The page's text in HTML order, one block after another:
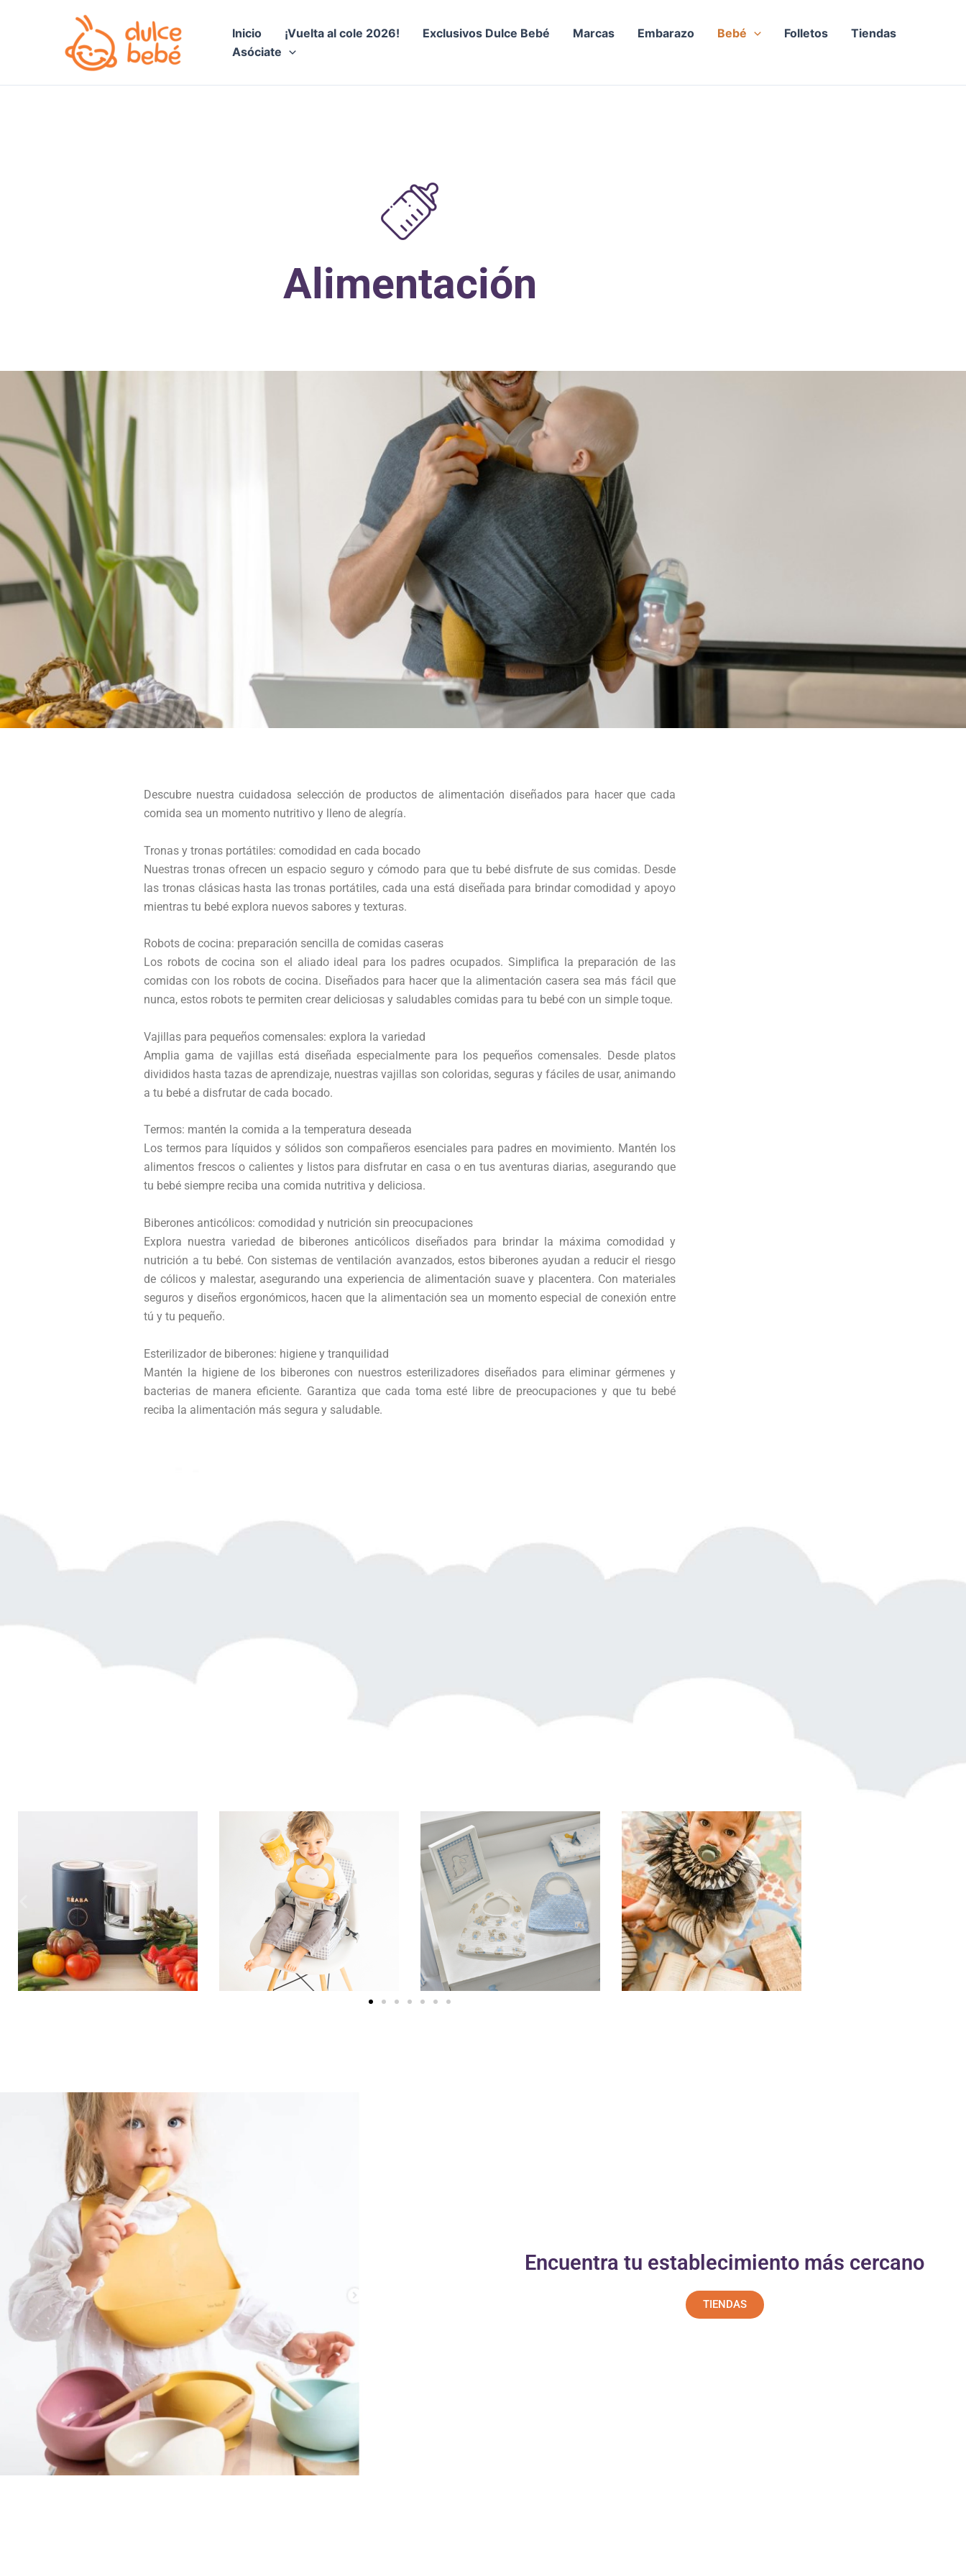
Inicio ¡Vuelta al cole 2026! Exclusivos Dulce Bebé Marcas Embarazo Bebé Folletos
Tiendas
Asóciate
Alimentación
Descubre nuestra cuidadosa selección de productos de alimentación diseñados para hacer que cada
comida sea un momento nutritivo y lleno de alegría.
Tronas y tronas portátiles: comodidad en cada bocado
Nuestras tronas ofrecen un espacio seguro y cómodo para que tu bebé disfrute de sus comidas. Desde
las tronas clásicas hasta las tronas portátiles, cada una está diseñada para brindar comodidad y apoyo
mientras tu bebé explora nuevos sabores y texturas.
Robots de cocina: preparación sencilla de comidas caseras
Los robots de cocina son el aliado ideal para los padres ocupados. Simplifica la preparación de las
comidas con los robots de cocina. Diseñados para hacer que la alimentación casera sea más fácil que
nunca, estos robots te permiten crear deliciosas y saludables comidas para tu bebé con un simple toque.
Vajillas para pequeños comensales: explora la variedad
Amplia gama de vajillas está diseñada especialmente para los pequeños comensales. Desde platos
divididos hasta tazas de aprendizaje, nuestras vajillas son coloridas, seguras y fáciles de usar, animando
a tu bebé a disfrutar de cada bocado.
Termos: mantén la comida a la temperatura deseada
Los termos para líquidos y sólidos son compañeros esenciales para padres en movimiento. Mantén los
alimentos frescos o calientes y listos para disfrutar en casa o en tus aventuras diarias, asegurando que
tu bebé siempre reciba una comida nutritiva y deliciosa.
Biberones anticólicos: comodidad y nutrición sin preocupaciones
Explora nuestra variedad de biberones anticólicos diseñados para brindar la máxima comodidad y
nutrición a tu bebé. Con sistemas de ventilación avanzados, estos biberones ayudan a reducir el riesgo
de cólicos y malestar, asegurando una experiencia de alimentación suave y placentera. Con materiales
seguros y diseños ergonómicos, hacen que la alimentación sea un momento especial de conexión entre
tú y tu pequeño.
Esterilizador de biberones: higiene y tranquilidad
Mantén la higiene de los biberones con nuestros esterilizadores diseñados para eliminar gérmenes y
bacterias de manera eficiente. Garantiza que cada toma esté libre de preocupaciones y que tu bebé
reciba la alimentación más segura y saludable.
Encuentra tu establecimiento más cercano
TIENDAS